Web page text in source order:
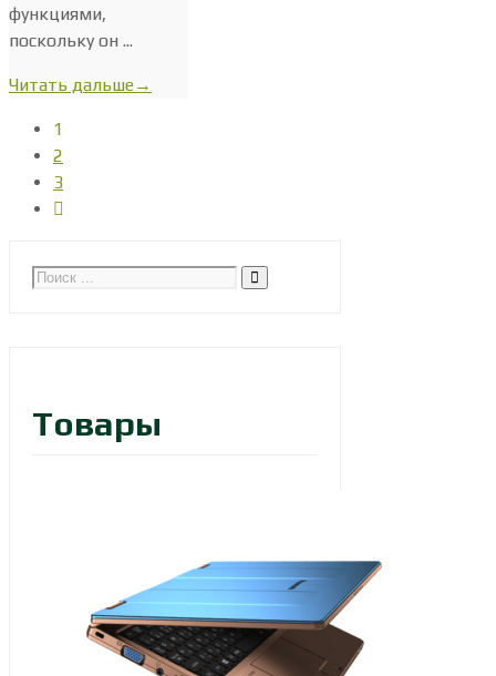
функциями,
поскольку он ...
Читать дальше→
1
2
3
Товары